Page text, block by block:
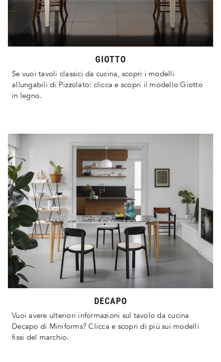
GIOTTO
Se vuoi tavoli classici da cucina, scopri i modelli
allungabili di Pizzolato: clicca e scopri il modello Giotto
in legno.
DECAPO
Vuoi avere ulteriori informazioni sul tavolo da cucina
Decapo di Miniforms? Clicca e scopri di più sui modelli
fissi del marchio.